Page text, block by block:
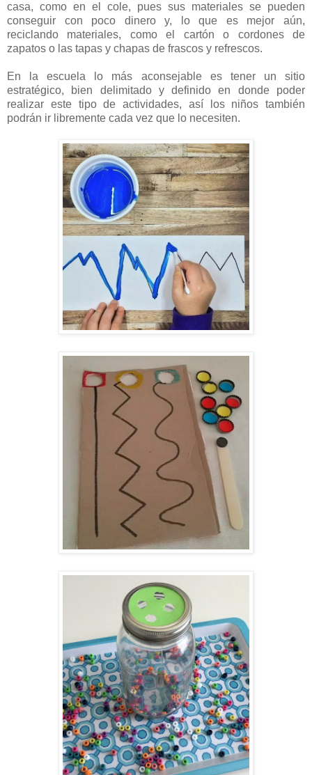
casa, como en el cole, pues sus materiales se pueden
conseguir con poco dinero y, lo que es mejor aún,
reciclando materiales, como el cartón o cordones de
zapatos o las tapas y chapas de frascos y refrescos.
En la escuela lo más aconsejable es tener un sitio
estratégico, bien delimitado y definido en donde poder
realizar este tipo de actividades, así los niños también
podrán ir libremente cada vez que lo necesiten.